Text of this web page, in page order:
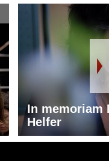
In memoriam
Helfer